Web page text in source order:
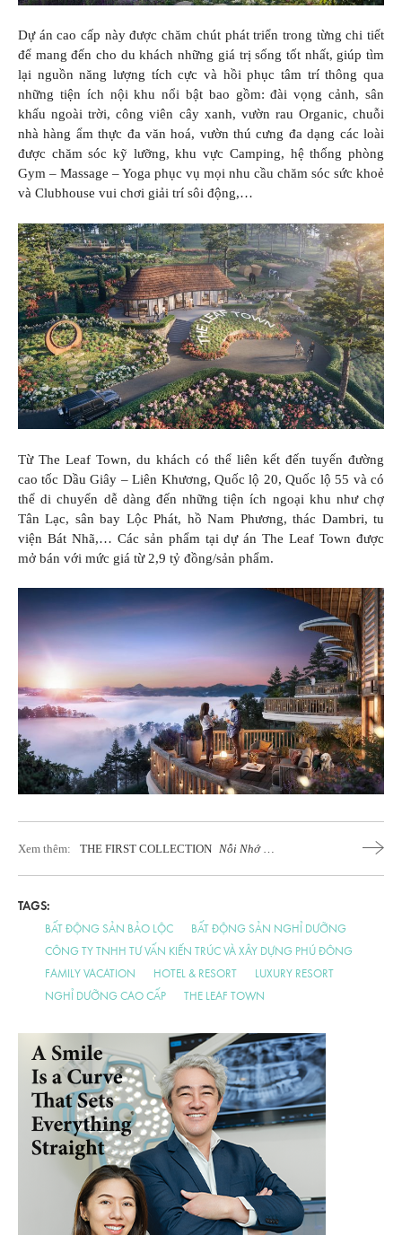
Dự án cao cấp này được chăm chút phát triển trong từng chi tiết
để mang đến cho du khách những giá trị sống tốt nhất, giúp tìm
lại nguồn năng lượng tích cực và hồi phục tâm trí thông qua
những tiện ích nội khu nổi bật bao gồm: đài vọng cảnh, sân
khấu ngoài trời, công viên cây xanh, vườn rau Organic, chuỗi
nhà hàng ẩm thực đa văn hoá, vườn thú cưng đa dạng các loài
được chăm sóc kỹ lưỡng, khu vực Camping, hệ thống phòng
Gym – Massage – Yoga phục vụ mọi nhu cầu chăm sóc sức khoẻ
và Clubhouse vui chơi giải trí sôi động,…
Từ The Leaf Town, du khách có thể liên kết đến tuyến đường
cao tốc Dầu Giây – Liên Khương, Quốc lộ 20, Quốc lộ 55 và có
thể di chuyển dễ dàng đến những tiện ích ngoại khu như chợ
Tân Lạc, sân bay Lộc Phát, hồ Nam Phương, thác Dambri, tu
viện Bát Nhã,… Các sản phẩm tại dự án The Leaf Town được
mở bán với mức giá từ 2,9 tỷ đồng/sản phẩm.
Xem thêm: THE FIRST COLLECTION Nỗi Nhớ Ẩn
TAGS:
BẤT ĐỘNG SẢN BẢO LỘC
BẤT ĐỘNG SẢN NGHỈ DƯỠNG
CÔNG TY TNHH TƯ VẤN KIẾN TRÚC VÀ XÂY DỰNG PHÚ ĐÔNG
FAMILY VACATION
HOTEL & RESORT
LUXURY RESORT
NGHỈ DƯỠNG CAO CẤP
THE LEAF TOWN